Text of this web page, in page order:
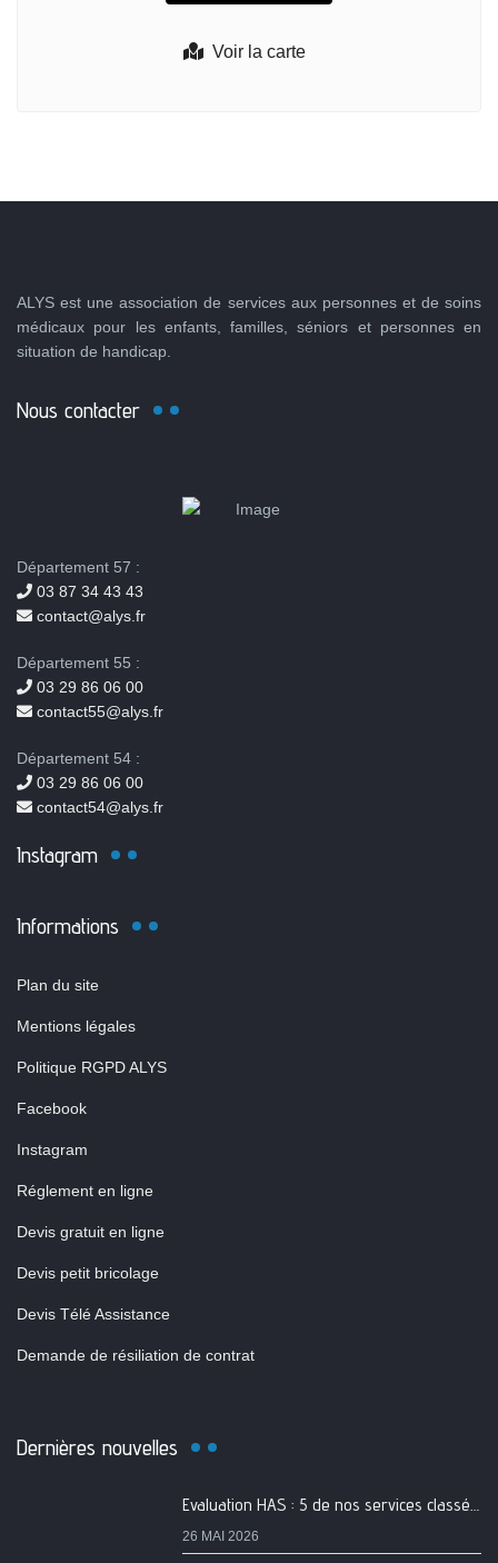
Voir la carte
ALYS est une association de services aux personnes et de soins
médicaux pour les enfants, familles, séniors et personnes en
situation de handicap.
Nous contacter
Département 57 :
03 87 34 43 43
contact@alys.fr
Département 55 :
03 29 86 06 00
contact55@alys.fr
Département 54 :
03 29 86 06 00
contact54@alys.fr
Instagram
Informations
Plan du site
Mentions légales
Politique RGPD ALYS
Facebook
Instagram
Réglement en ligne
Devis gratuit en ligne
Devis petit bricolage
Devis Télé Assistance
Demande de résiliation de contrat
Dernières nouvelles
Evaluation HAS : 5 de nos services classés A
26 MAI 2026